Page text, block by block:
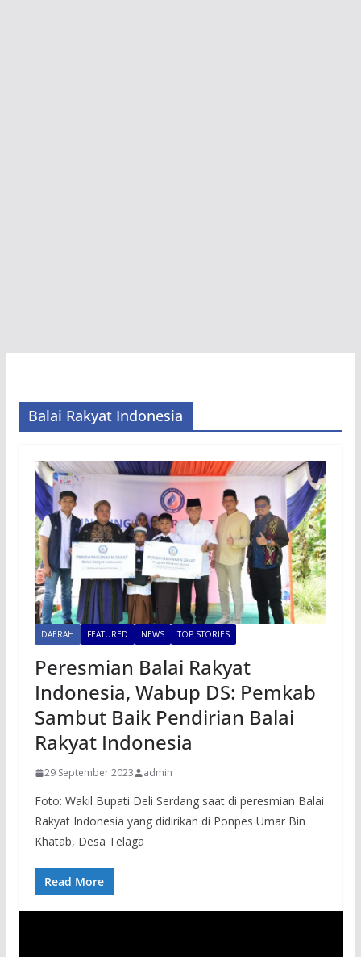
Balai Rakyat Indonesia
DAERAH FEATURED NEWS TOP STORIES
Peresmian Balai Rakyat
Indonesia, Wabup DS: Pemkab
Sambut Baik Pendirian Balai
Rakyat Indonesia
29 September 2023 admin
Foto: Wakil Bupati Deli Serdang saat di peresmian Balai
Rakyat Indonesia yang didirikan di Ponpes Umar Bin
Khatab, Desa Telaga
Read More